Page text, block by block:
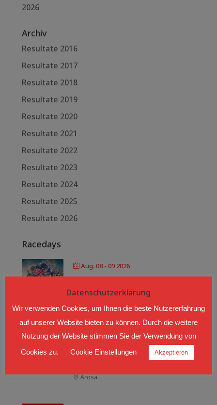
2026
Archiv
Resultate 2016
Resultate 2017
Resultate 2018
Resultate 2019
Resultate 2020
Resultate 2021
Resultate 2022
Resultate 2023
Resultate 2024
Resultate 2025
Resultate 2026
Racedays
Aug. 08 - 09 2026
BREGENZ
Langen bei Bregenz, Hub
AROSA CLASSICCAR 2026
Arosa
Datenschutzerklärung
Wir verwenden Cookies, um Ihnen die beste Nutzererfahrung
auf unserer Website bieten zu können. Durch die weitere
Nutzung der Website stimmen Sie der Verwendung von
Cookies zu.
Cookie Einstellungen Akzeptieren